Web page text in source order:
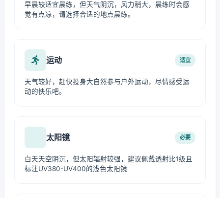
早晨较适宜晨练，但天气阴沉，风力稍大，晨练时会感
觉有点凉，请选择合适的地点晨练。
运动 适宜
天气较好，赶快投身大自然参与户外运动，尽情感受运
动的快乐吧。
太阳镜 必要
白天天空阴沉，但太阳辐射较强，建议佩戴透射比1级且
标注UV380-UV400的浅色太阳镜